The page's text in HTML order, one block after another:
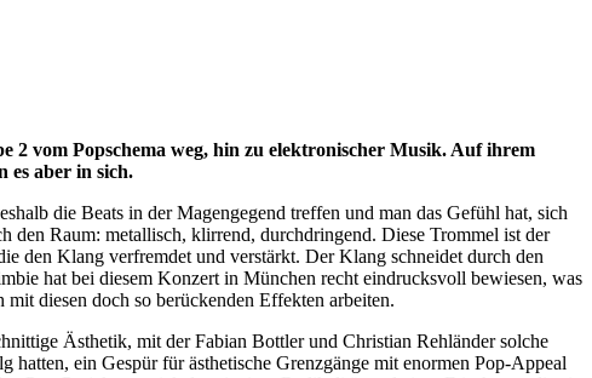
2 vom Popschema weg, hin zu elektronischer Musik. Auf ihrem
es aber in sich.
die Beats in der Magengegend treffen und man das Gefühl hat, sich
den Raum: metallisch, klirrend, durchdringend. Diese Trommel ist der
den Klang verfremdet und verstärkt. Der Klang schneidet durch den
hat bei diesem Konzert in München recht eindrucksvoll bewiesen, was
diesen doch so berückenden Effekten arbeiten.
Ästhetik, mit der Fabian Bottler und Christian Rehländer solche
ein Gespür für ästhetische Grenzgänge mit enormen Pop-Appeal